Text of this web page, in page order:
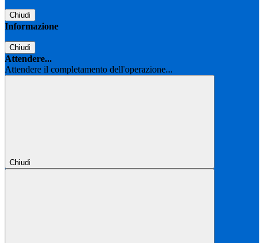
Chiudi
Informazione
Chiudi
Attendere...
Attendere il completamento dell'operazione...
Chiudi